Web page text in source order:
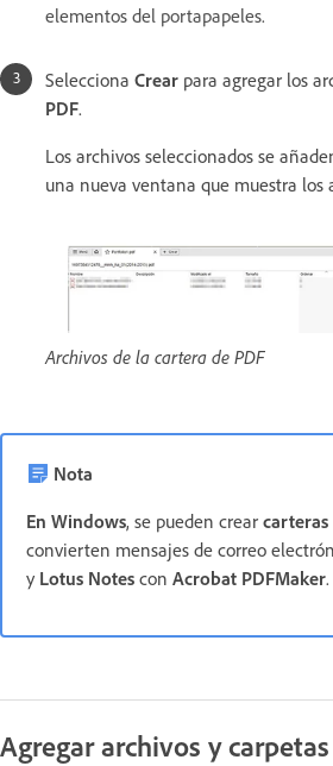
elementos del portapapeles.
Selecciona Crear para agregar los
PDF.
Los archivos seleccionados se
una nueva ventana que muestra los
Archivos de la cartera de PDF
Nota
En Windows, se pueden crear carteras
convierten mensajes de correo
y Lotus Notes con Acrobat PDFMaker.
Agregar archivos y